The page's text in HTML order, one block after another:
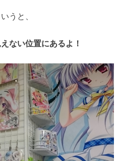
うと、
ない位置にあるよ！